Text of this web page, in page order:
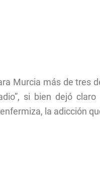
Murcia más de tres
si bien dejó
la adicción